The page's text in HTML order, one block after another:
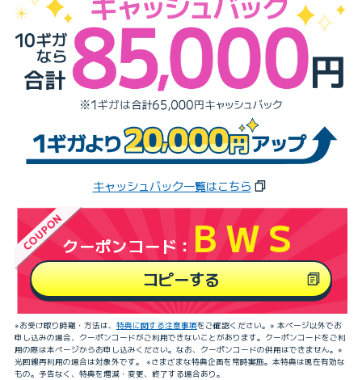
キャッシュバック一覧はこちら
クーポンコード： BWS
コピーする
※お受け取り時期・方法は、 特典に関する注意事項をご確認ください。※ 本ページ以外でお
申し込みの場合、クーポンコードがご利用できないことがあります。クーポンコードをご利
用の際は本ページからお申し込みください。なお、クーポンコードの併用はできません。※
光回線再利用の場合は対象外です。 ※さまざまな特典企画を常時実施。本特典は現在有効な
もの。予告なく、特典を増減・変更、終了する場合あり。